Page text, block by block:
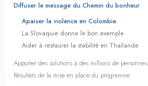
Diffuser le message du Chemin du bonheur
Apaiser la violence en Colombie
La Slovaquie donne le bon exemple
Aider à restaurer la stabilité en Thaïlande
Apporter des solutions à des millions de personnes
Résultats de la mise en place du programme